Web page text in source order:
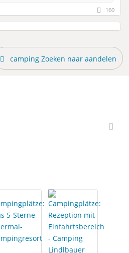
160
camping Zoeken naar aandelen